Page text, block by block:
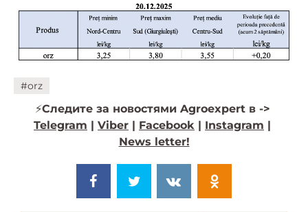
#orz
⚡️Следите за новостями Agroexpert в ->
Telegram
Viber Facebook Instagram
News letter!